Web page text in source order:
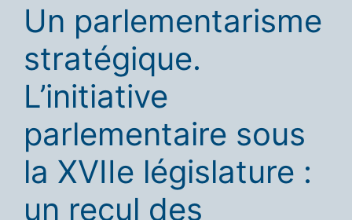
Un parlementarisme
stratégique.
L’initiative
parlementaire sous
la XVIIe législature :
un recul des